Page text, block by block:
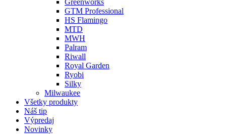
Greenworks
GTM Professional
HS Flamingo
MTD
MWH
Palram
Riwall
Royal Garden
Ryobi
Silky
Milwaukee
Všetky produkty
Náš tip
Výpredaj
Novinky